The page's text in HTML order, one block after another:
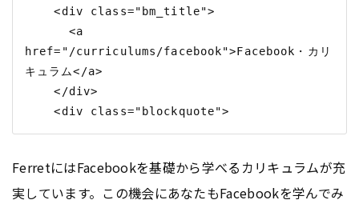
    <div class="bm_title">
href="/curriculums/facebook">Facebook・カリ
キュラム</a>
    </div>
FerretにはFacebookを基礎から学べるカリキュラムが充
実しています。この機会にあなたもFacebookを学んでみ